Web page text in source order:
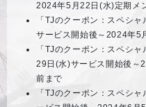
2024年5月22日(水)定期メ
「TJのクーポン：スペシ
サービス開始後～2024年5
「TJのクーポン：スペシ
29日(水)サービス開始後～
前まで
「TJのクーポン：スペシ